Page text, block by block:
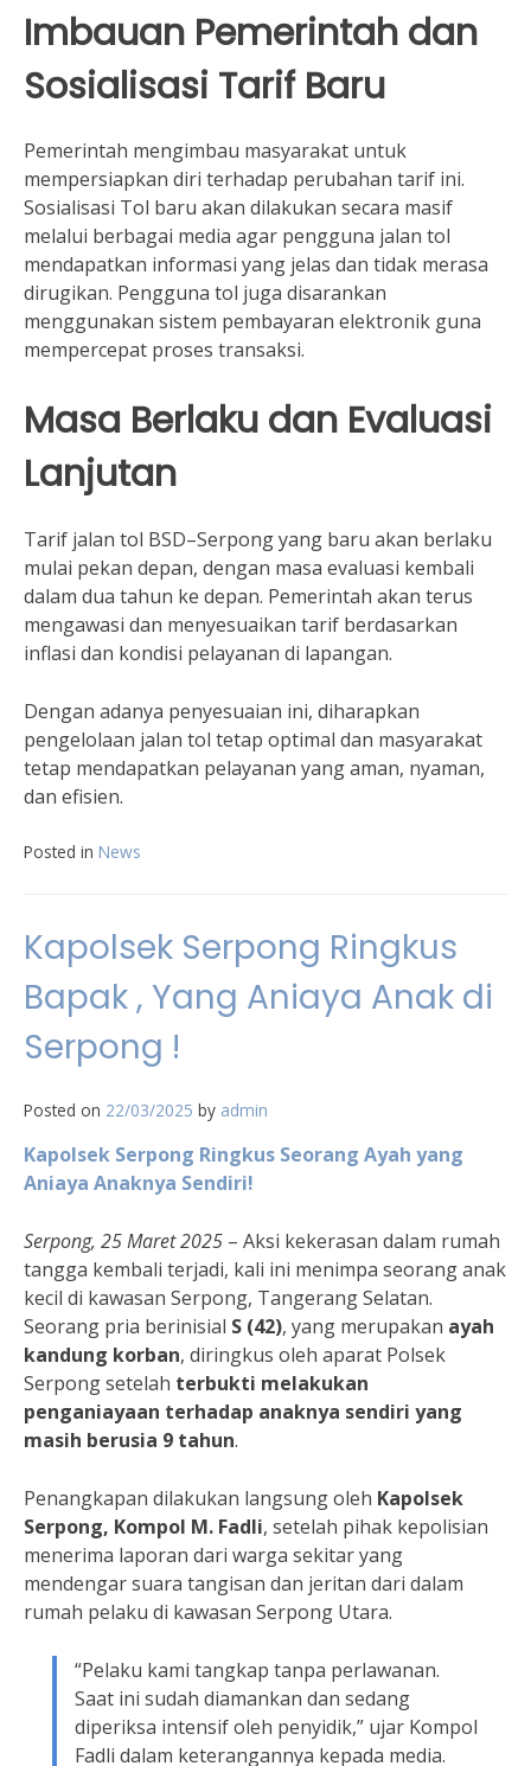
Imbauan Pemerintah dan
Sosialisasi Tarif Baru
Pemerintah mengimbau masyarakat untuk
mempersiapkan diri terhadap perubahan tarif ini.
Sosialisasi Tol baru akan dilakukan secara masif
melalui berbagai media agar pengguna jalan tol
mendapatkan informasi yang jelas dan tidak merasa
dirugikan. Pengguna tol juga disarankan
menggunakan sistem pembayaran elektronik guna
mempercepat proses transaksi.
Masa Berlaku dan Evaluasi
Lanjutan
Tarif jalan tol BSD–Serpong yang baru akan berlaku
mulai pekan depan, dengan masa evaluasi kembali
dalam dua tahun ke depan. Pemerintah akan terus
mengawasi dan menyesuaikan tarif berdasarkan
inflasi dan kondisi pelayanan di lapangan.
Dengan adanya penyesuaian ini, diharapkan
pengelolaan jalan tol tetap optimal dan masyarakat
tetap mendapatkan pelayanan yang aman, nyaman,
dan efisien.
Posted in News
Kapolsek Serpong Ringkus
Bapak , Yang Aniaya Anak di
Serpong !
Posted on 22/03/2025 by admin
Kapolsek Serpong Ringkus Seorang Ayah yang
Aniaya Anaknya Sendiri!
Serpong, 25 Maret 2025 – Aksi kekerasan dalam rumah
tangga kembali terjadi, kali ini menimpa seorang anak
kecil di kawasan Serpong, Tangerang Selatan.
Seorang pria berinisial S (42), yang merupakan ayah
kandung korban, diringkus oleh aparat Polsek
Serpong setelah terbukti melakukan
penganiayaan terhadap anaknya sendiri yang
masih berusia 9 tahun.
Penangkapan dilakukan langsung oleh Kapolsek
Serpong, Kompol M. Fadli, setelah pihak kepolisian
menerima laporan dari warga sekitar yang
mendengar suara tangisan dan jeritan dari dalam
rumah pelaku di kawasan Serpong Utara.
“Pelaku kami tangkap tanpa perlawanan.
Saat ini sudah diamankan dan sedang
diperiksa intensif oleh penyidik,” ujar Kompol
Fadli dalam keterangannya kepada media.